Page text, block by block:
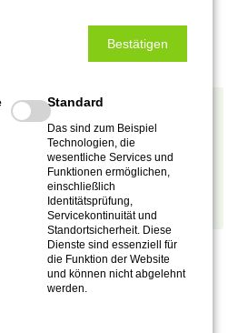
und zeitnah verbrauchen.
(7 Stück)
Bestätigen
Standard
Das sind zum Beispiel
Technologien, die
wesentliche Services und
Funktionen ermöglichen,
einschließlich
Identitätsprüfung,
Servicekontinuität und
Standortsicherheit. Diese
Dienste sind essenziell für
die Funktion der Website
und können nicht abgelehnt
werden.